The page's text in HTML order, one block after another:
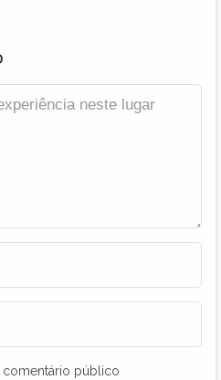
público